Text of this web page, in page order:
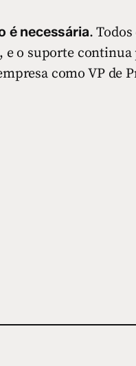
é necessária.
o suporte continua
como VP de